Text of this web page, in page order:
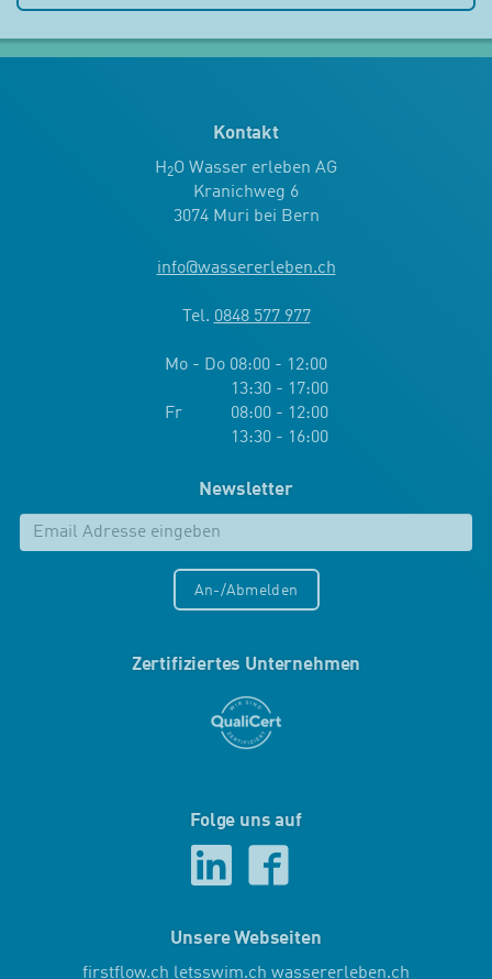
Kontakt
H2O Wasser erleben AG
Kranichweg 6
3074 Muri bei Bern
info@wassererleben.ch
Tel. 0848 577 977
Mo - Do 08:00 - 12:00
13:30 - 17:00
Fr 08:00 - 12:00
13:30 - 16:00
Newsletter
An-/Abmelden
Zertifiziertes Unternehmen
Folge uns auf
Unsere Webseiten
firstflow.ch letsswim.ch wassererleben.ch